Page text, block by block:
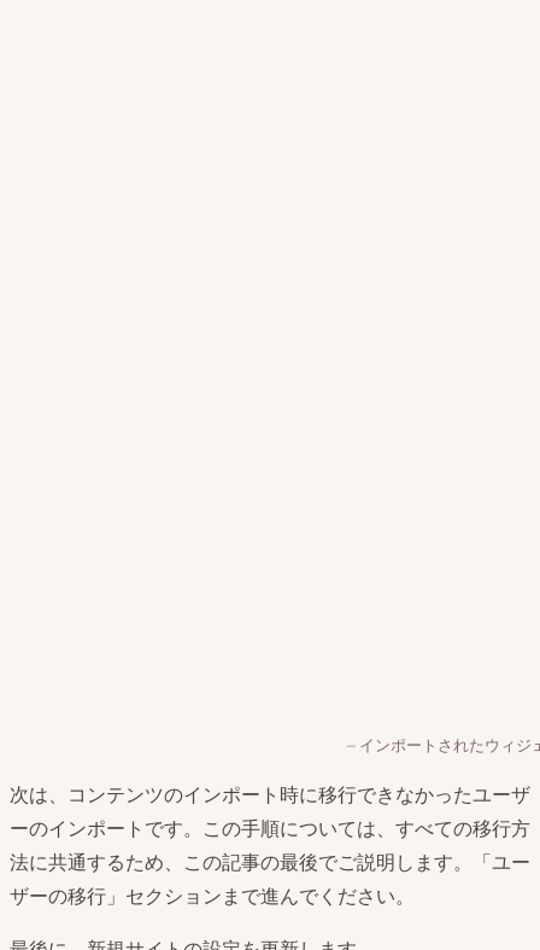
インポートされたウィジ
次は、コンテンツのインポート時に移行できなかったユーザ
ーのインポートです。この手順については、すべての移行方
法に共通するため、この記事の最後でご説明します。「ユー
ザーの移行」セクションまで進んでください。